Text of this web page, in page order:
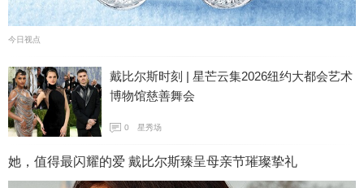
今日视点
戴比尔斯时刻 | 星芒云集2026纽约大都会艺术
博物馆慈善舞会
0 星秀场
她，值得最闪耀的爱 戴比尔斯臻呈母亲节璀璨挚礼